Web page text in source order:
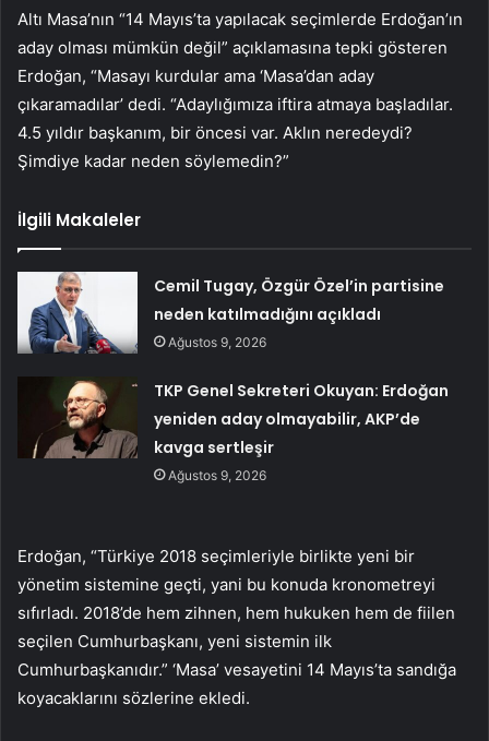
Altı Masa’nın “14 Mayıs’ta yapılacak seçimlerde Erdoğan’ın
aday olması mümkün değil” açıklamasına tepki gösteren
Erdoğan, “Masayı kurdular ama ‘Masa’dan aday
çıkaramadılar’ dedi. “Adaylığımıza iftira atmaya başladılar.
4.5 yıldır başkanım, bir öncesi var. Aklın neredeydi?
Şimdiye kadar neden söylemedin?”
İlgili Makaleler
Cemil Tugay, Özgür Özel’in partisine
neden katılmadığını açıkladı
Ağustos 9, 2026
TKP Genel Sekreteri Okuyan: Erdoğan
yeniden aday olmayabilir, AKP’de
kavga sertleşir
Ağustos 9, 2026
Erdoğan, “Türkiye 2018 seçimleriyle birlikte yeni bir
yönetim sistemine geçti, yani bu konuda kronometreyi
sıfırladı. 2018’de hem zihnen, hem hukuken hem de fiilen
seçilen Cumhurbaşkanı, yeni sistemin ilk
Cumhurbaşkanıdır.” ‘Masa’ vesayetini 14 Mayıs’ta sandığa
koyacaklarını sözlerine ekledi.